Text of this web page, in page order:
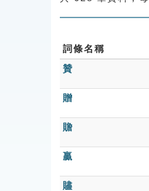
詞條名稱
贊
贈
贍
贏
贐